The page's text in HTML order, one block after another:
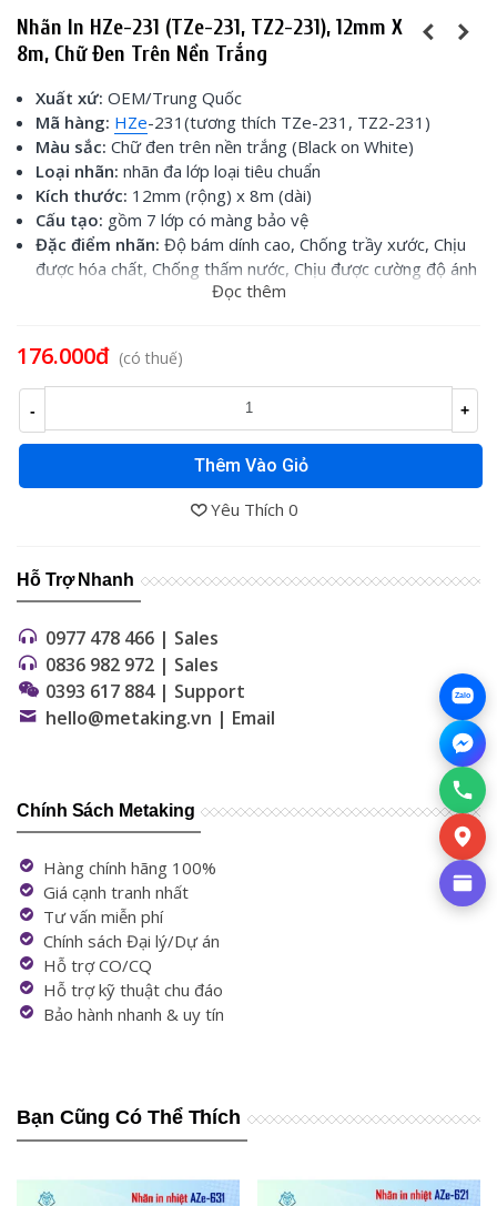
Nhãn In HZe-231 (TZe-231, TZ2-231), 12mm X
8m, Chữ Đen Trên Nền Trắng
Xuất xứ: OEM/Trung Quốc
Mã hàng: HZe-231(tương thích TZe-231, TZ2-231)
Màu sắc: Chữ đen trên nền trắng (Black on White)
Loại nhãn: nhãn đa lớp loại tiêu chuẩn
Kích thước: 12mm (rộng) x 8m (dài)
Cấu tạo: gồm 7 lớp có màng bảo vệ
Đặc điểm nhãn: Độ bám dính cao, Chống trầy xước, Chịu
được hóa chất, Chống thấm nước, Chịu được cường độ ánh
sáng cao, Chịu được nhiệt độ
Đọc thêm
176.000đ (có thuế)
- +
Thêm Vào Giỏ
Yêu Thích 0
Hỗ Trợ Nhanh
0977 478 466 | Sales
0836 982 972 | Sales
0393 617 884 | Support
hello@metaking.vn | Email
Chính Sách Metaking
Hàng chính hãng 100%
Giá cạnh tranh nhất
Tư vấn miễn phí
Chính sách Đại lý/Dự án
Hỗ trợ CO/CQ
Hỗ trợ kỹ thuật chu đáo
Bảo hành nhanh & uy tín
Bạn Cũng Có Thể Thích
Zalo